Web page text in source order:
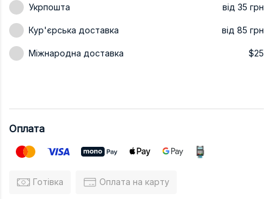
Укрпошта від 35 грн
Кур'єрська доставка від 85 грн
Міжнародна доставка $25
Оплата
Готівка Оплата на карту